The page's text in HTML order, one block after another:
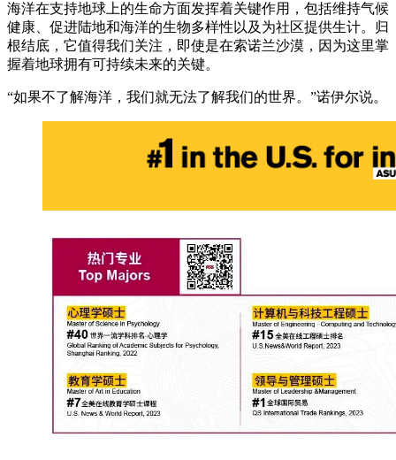
海洋在支持地球上的生命方面发挥着关键作用，包括维持气候
健康、促进陆地和海洋的生物多样性以及为社区提供生计。归
根结底，它值得我们关注，即使是在索诺兰沙漠，因为这里掌
握着地球拥有可持续未来的关键。
“如果不了解海洋，我们就无法了解我们的世界。”诺伊尔说。